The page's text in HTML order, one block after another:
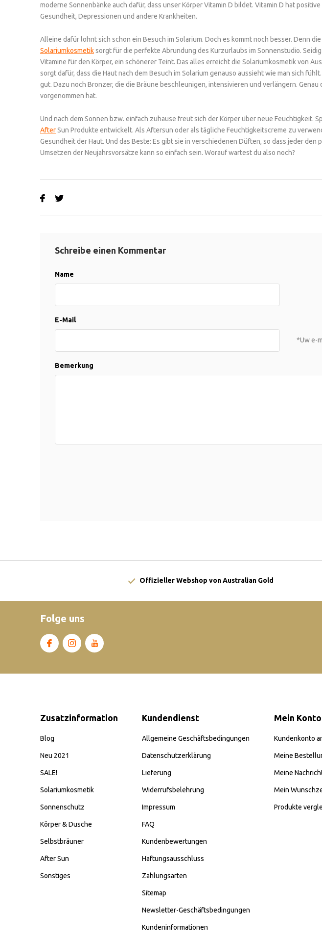
moderne Sonnenbänke auch dafür, dass unser Körper Vitamin D bildet. Vitamin D hat
Gesundheit, Depressionen und andere Krankheiten.
Alleine dafür lohnt sich schon ein Besuch im Solarium. Doch es kommt noch besser. Denn die
Solariumkosmetiksorgt für die perfekte Abrundung des Kurzurlaubs im Sonnenstudio.
Vitamine für den Körper, ein schönerer Teint. Das alles erreicht die Solariumkosmetik von
sorgt dafür, dass die Haut nach dem Besuch im Solarium genauso aussieht wie man sich
gut. Dazu noch Bronzer, die die Bräune beschleunigen, intensivieren und verlängern. Genau
vorgenommen hat.
Und nach dem Sonnen bzw. einfach zuhause freut sich der Körper über neue Feuchtigkeit.
AfterSun Produkte entwickelt. Als Aftersun oder als tägliche Feuchtigkeitscreme zu
Gesundheit der Haut. Und das Beste: Es gibt sie in verschiedenen Düften, so dass jeder den
Umsetzen der Neujahrsvorsätze kann so einfach sein. Worauf wartest du also noch?
Schreibe einen Kommentar
Name
E-Mail
*Uw e-
Bemerkung
Offizieller Webshop von Australian Gold
Folge uns
Zusatzinformation
Blog
Neu 2021
SALE!
Solariumkosmetik
Sonnenschutz
Körper & Dusche
Selbstbräuner
After Sun
Sonstiges
Kundendienst
Allgemeine Geschäftsbedingungen
Datenschutzerklärung
Lieferung
Widerrufsbelehrung
Impressum
FAQ
Kundenbewertungen
Haftungsausschluss
Zahlungsarten
Sitemap
Newsletter-Geschäftsbedingungen
Kundeninformationen
Mein Konto
Kundenkonto
Meine
Meine
Mein
Produkte